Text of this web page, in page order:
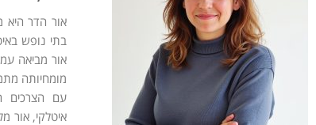
אור הדר היא
אור מביאה
מומחיותה
עם הצרכים
איטלקי, אור